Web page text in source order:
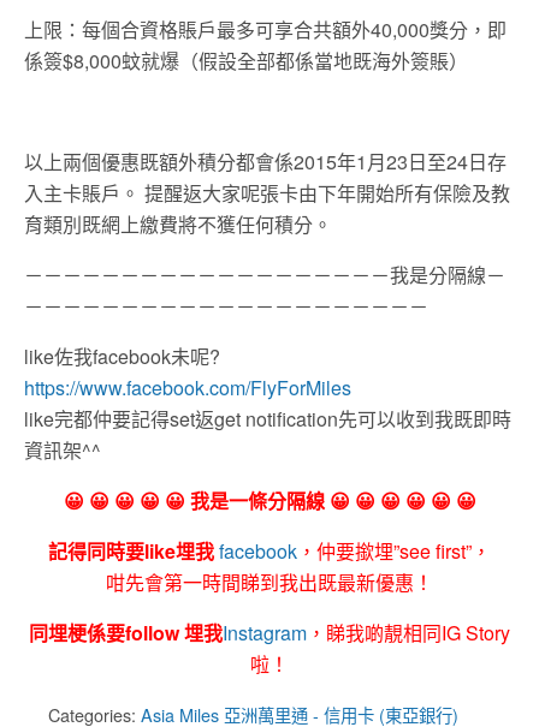
上限：每個合資格賬戶最多可享合共額外40,000獎分，即
係簽$8,000蚊就爆（假設全部都係當地既海外簽賬）
以上兩個優惠既額外積分都會係2015年1月23日至24日存
入主卡賬戶。 提醒返大家呢張卡由下年開始所有保險及教
育類別既網上繳費將不獲任何積分。
－－－－－－－－－－－－－－－－－－－我是分隔線－
－－－－－－－－－－－－－－－－－－－－－
like佐我facebook未呢?
https://www.facebook.com/FlyForMiles
like完都仲要記得set返get notification先可以收到我既即時
資訊架^^
😀 😀 😀 😀 😀 我是一條分隔線 😀 😀 😀 😀 😀 😀
記得同時要like埋我facebook ，仲要撳埋”see first”，
咁先會第一時間睇到我出既最新優惠！
同埋梗係要follow 埋我Instagram ，睇我啲靚相同IG Story
啦！
Categories: Asia Miles 亞洲萬里通 - 信用卡 (東亞銀行)